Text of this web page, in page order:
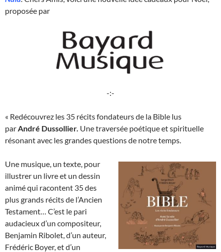
proposée par
-:-
« Redécouvrez les 35 récits fondateurs de la Bible lus
par André Dussollier. Une traversée poétique et spirituelle
résonant avec les grandes questions de notre temps.
Une musique, un texte, pour
illustrer un livre et un dessin
animé qui racontent 35 des
plus grands récits de l’Ancien
Testament… C’est le pari
audacieux d’un compositeur,
Benjamin Ribolet, d’un auteur,
Frédéric Boyer, et d’un